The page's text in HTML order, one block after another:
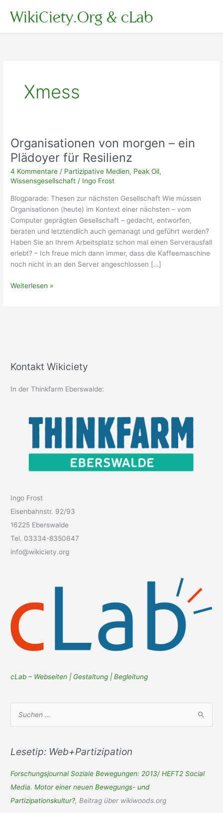
InhaltWikiCiety.Org & cLab
Xmess
Organisationen von morgen – ein
Plädoyer für Resilienz
4 Kommentare / Partizipative Medien, Peak Oil,
Wissensgesellschaft / Ingo Frost
Blogparade: Thesen zur nächsten Gesellschaft Wie müssen
Organisationen (heute) im Kontext einer nächsten – vom
Computer geprägten Gesellschaft – gedacht, entworfen,
beraten und letztendlich auch gemanagt und geführt werden?
Haben Sie an Ihrem Arbeitsplatz schon mal einen Serverausfall
erlebt? – Ich freue mich dann immer, dass die Kaffeemaschine
noch nicht in an den Server angeschlossen […]
Organisationen
Resilienz
Weiterlesen »
Kontakt Wikiciety
In der Thinkfarm Eberswalde:
Ingo Frost
Eisenbahnstr. 92/93
16225 Eberswalde
Tel. 03334-8350647
info@wikiciety.org
cLab – Webseiten | Gestaltung | Begleitung
h
n
n
a
Lesetip: Web+Partizipation
Forschungsjournal Soziale Bewegungen: 2013/ HEFT2 Social
Media. Motor einer neuen Bewegungs- und
Partizipationskultur?, Beitrag über wikiwoods.org